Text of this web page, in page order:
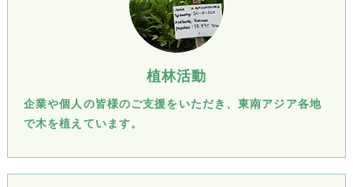
植林活動
企業や個人の皆様のご支援をいただき、東南アジア各地
で木を植えています。